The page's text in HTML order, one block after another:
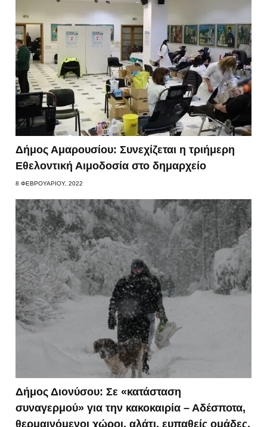
Δήμος Αμαρουσίου: Συνεχίζεται η τριήμερη
Εθελοντική Αιμοδοσία στο δημαρχείο
8 ΦΕΒΡΟΥΑΡΊΟΥ, 2022
Δήμος Διονύσου: Σε «κατάσταση
συναγερμού» για την κακοκαιρία – Αδέσποτα,
θερμαινόμενοι χώροι, αλάτι, ευπαθείς ομάδες,